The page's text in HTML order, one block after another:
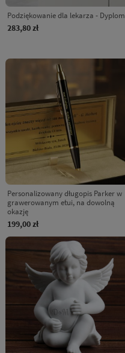
Podziękowanie dla lekarza - Dyplom
283,80 zł
Personalizowany długopis Parker w
grawerowanym etui, na dowolną
okazję
199,00 zł